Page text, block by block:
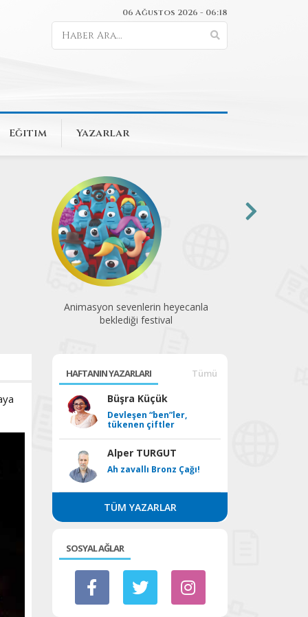
06 Ağustos 2026 - 06:18
Eğitim Yazarlar
Animasyon sevenlerin heyecanla
beklediği festival
HAFTANIN YAZARLARI Tümü
Büşra Küçük
Devleşen “ben”ler,
tükenen çiftler
Alper TURGUT
Ah zavallı Bronz Çağı!
TÜM YAZARLAR
SOSYAL AĞLAR